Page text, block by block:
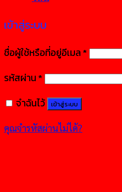
เข้าสู่ระบบ
ชื่อผู้ใช้หรือที่อยู่อีเมล*
รหัสผ่าน*
จำฉันไว้ เข้าสู่ระบบ
คุณจำรหัสผ่านไม่ได้?